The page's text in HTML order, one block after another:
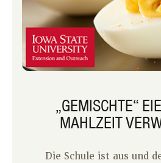
„GEMISCHTE“
MAHLZEIT
Die Schule ist aus und